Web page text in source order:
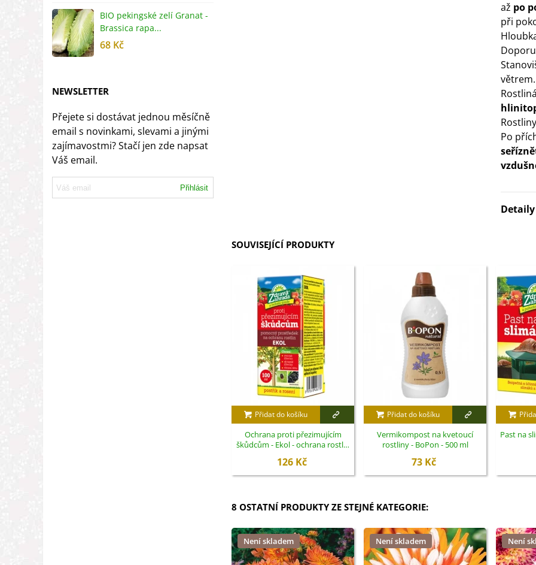
BIO pekingské zelí Granat -
Brassica rapa...
68 Kč
NEWSLETTER
Přejete si dostávat jednou měsíčně
email s novinkami, slevami a jinými
zajímavostmi? Stačí jen zde napsat
Váš email.
Přihlásit
až po
při
větrem.
Po
SOUVISEJÍCÍ PRODUKTY
Přidat do košíku
Ochrana proti přezimujícím
škůdcům - Ekol - ochrana rostlin
126 Kč
Přidat do košíku
Vermikompost na kvetoucí
rostliny - BoPon - 500 ml
73 Kč
Past na
8 OSTATNÍ PRODUKTY ZE STEJNÉ KATEGORIE:
Není skladem Není skladem Není